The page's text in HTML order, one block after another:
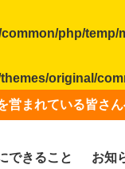
php/temp/
original/
できること お知
営まれている皆さ